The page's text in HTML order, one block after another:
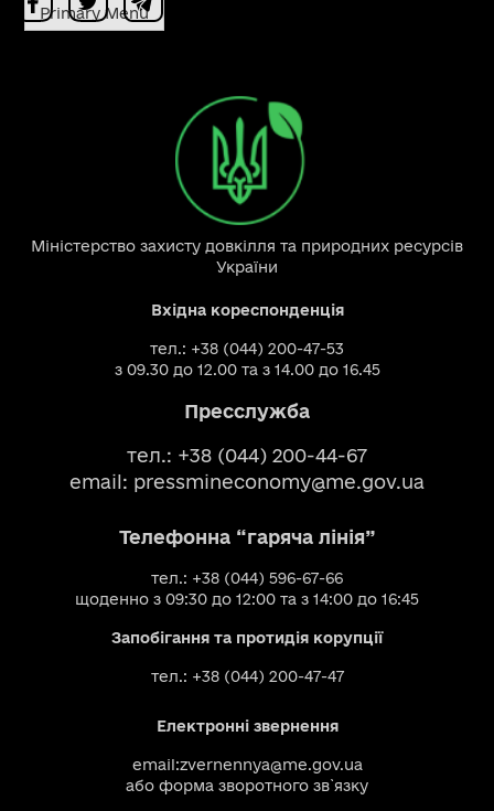
Primary Menu
Міністерство захисту довкілля та природних ресурсів
України
Вхідна кореспонденція
тел.: +38 (044) 200-47-53
з 09.30 до 12.00 та з 14.00 до 16.45
Пресслужба
тел.: +38 (044) 200-44-67
email: pressmineconomy@me.gov.ua
Телефонна “гаряча лінія”
тел.: +38 (044) 596-67-66
щоденно з 09:30 до 12:00 та з 14:00 до 16:45
Запобігання та протидія корупції
тел.: +38 (044) 200-47-47
Електронні звернення
email:zvernennya@me.gov.ua
або форма зворотного зв`язку